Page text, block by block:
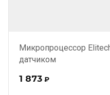
Микропроцессор
датчиком
1 873 ₽